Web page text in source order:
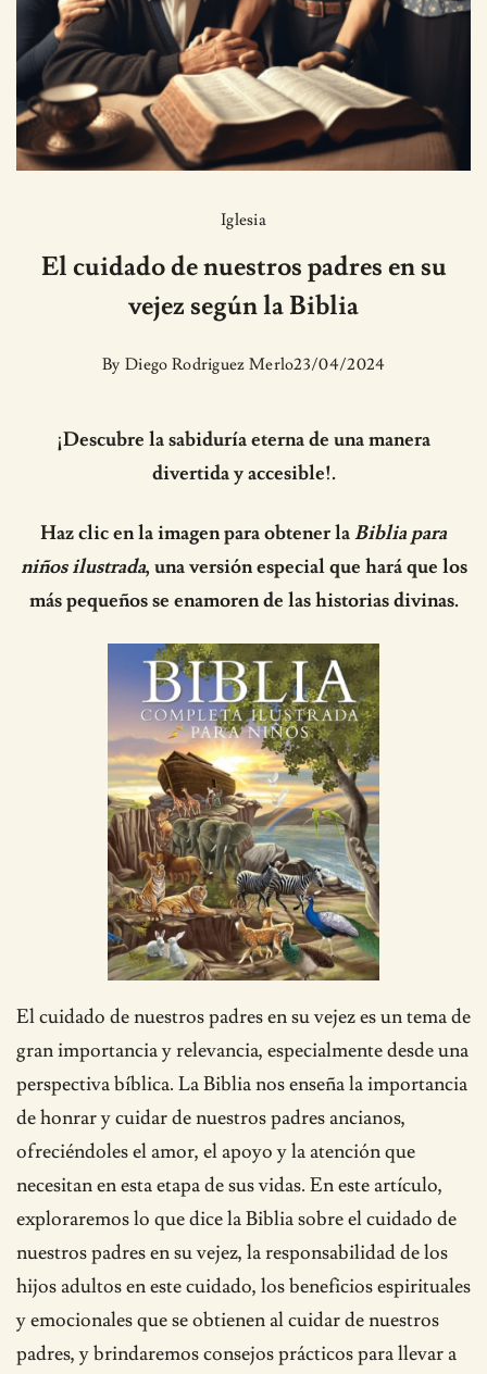
Iglesia
El cuidado de nuestros padres en su
vejez según la Biblia
By Diego Rodriguez Merlo23/04/2024
¡Descubre la sabiduría eterna de una manera
divertida y accesible!.
Haz clic en la imagen para obtener laBiblia para
niños ilustrada, una versión especial que hará que los
más pequeños se enamoren de las historias divinas.
El cuidado de nuestros padres en su vejez es un tema de
gran importancia y relevancia, especialmente desde una
perspectiva bíblica. La Biblia nos enseña la importancia
de honrar y cuidar de nuestros padres ancianos,
ofreciéndoles el amor, el apoyo y la atención que
necesitan en esta etapa de sus vidas. En este artículo,
exploraremos lo que dice la Biblia sobre el cuidado de
nuestros padres en su vejez, la responsabilidad de los
hijos adultos en este cuidado, los beneficios espirituales
y emocionales que se obtienen al cuidar de nuestros
padres, y brindaremos consejos prácticos para llevar a